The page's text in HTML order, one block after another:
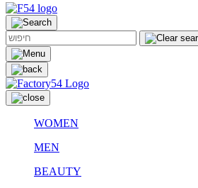
WOMEN
MEN
BEAUTY